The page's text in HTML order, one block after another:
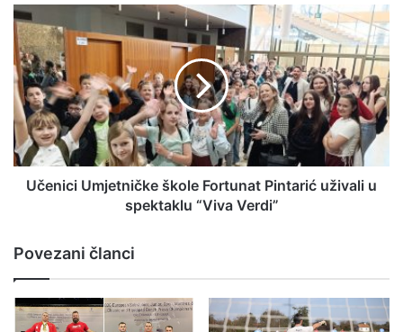
Učenici Umjetničke škole Fortunat Pintarić uživali u
spektaklu “Viva Verdi”
Povezani članci